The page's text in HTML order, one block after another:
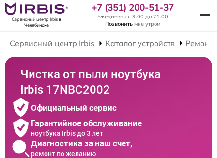
Сервисный центр Irbisв
Челябинске
+7 (351) 200-51-37
Ежедневно с 9:00 до 21:00
Позвонить мне утром
Сервисный центр Irbis Каталог устройств Ремонт
Чистка от пыли ноутбука
Irbis 17NBC2002
Официальный сервис
Гарантийное обслуживание
ноутбука Irbis до 3 лет
Диагностика за наш счет,
ремонт по желанию